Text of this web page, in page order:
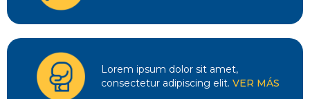
Lorem ipsum dolor sit amet,
consectetur adipiscing elit.VER MÁS